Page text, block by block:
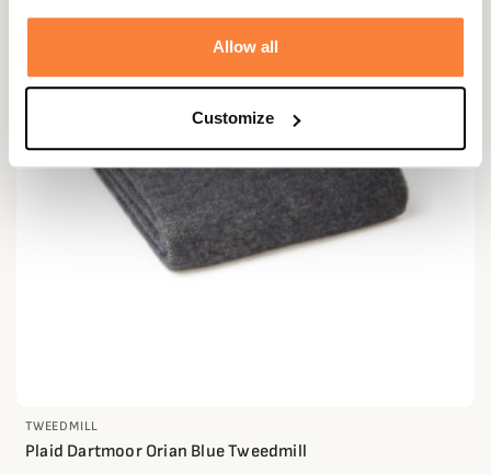
Allow all
Customize
TWEEDMILL
Plaid Dartmoor Orian Blue Tweedmill